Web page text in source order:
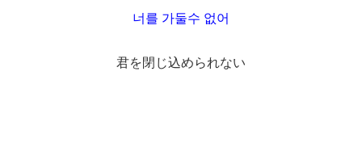
너를 가둘수 없어
君を閉じ込められない